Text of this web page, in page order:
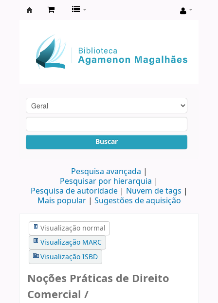
Agamenon
Magalhães
Buscar
Pesquisa avançada
Pesquisar por hierarquia
Pesquisa de autoridade
Nuvem de tags
Mais popular
Sugestões de aquisição
Visualização normal
Visualização MARC
Visualização ISBD
Noções Práticas de Direito
Comercial /